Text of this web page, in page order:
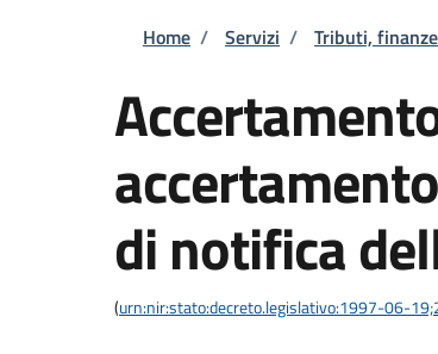
Briciole di
Home / Servizi / Tributi,
di notifica
(urn:nir:stato:decreto.legislativo:1997-06-